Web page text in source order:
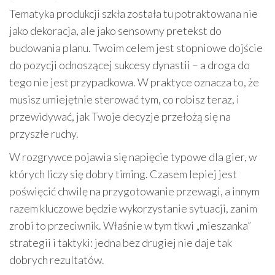
Tematyka produkcji szkła została tu potraktowana nie
jako dekoracja, ale jako sensowny pretekst do
budowania planu. Twoim celem jest stopniowe dojście
do pozycji odnoszącej sukcesy dynastii – a droga do
tego nie jest przypadkowa. W praktyce oznacza to, że
musisz umiejętnie sterować tym, co robisz teraz, i
przewidywać, jak Twoje decyzje przełożą się na
przyszłe ruchy.
W rozgrywce pojawia się napięcie typowe dla gier, w
których liczy się dobry timing. Czasem lepiej jest
poświęcić chwilę na przygotowanie przewagi, a innym
razem kluczowe będzie wykorzystanie sytuacji, zanim
zrobi to przeciwnik. Właśnie w tym tkwi „mieszanka”
strategii i taktyki: jedna bez drugiej nie daje tak
dobrych rezultatów.